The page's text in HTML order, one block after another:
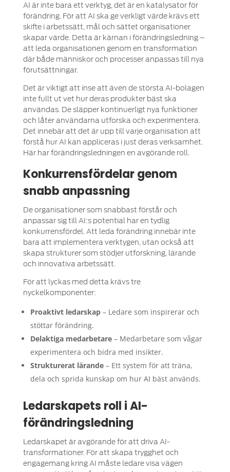
AI är inte bara ett verktyg, det är en katalysator för
förändring. För att AI ska ge verkligt värde krävs ett
skifte i arbetssätt, mål och sättet organisationer
skapar värde. Detta är kärnan i förändringsledning –
att leda organisationen genom en transformation
där både människor och processer anpassas till nya
förutsättningar.
Det är viktigt att inse att även de största AI-bolagen
inte fullt ut vet hur deras produkter bäst ska
användas. De släpper kontinuerligt nya funktioner
och låter användarna utforska och experimentera.
Det innebär att det är upp till varje organisation att
förstå hur AI kan appliceras i just deras verksamhet.
Här har förändringsledningen en avgörande roll.
Konkurrensfördelar genom
snabb anpassning
De organisationer som snabbast förstår och
anpassar sig till AI:s potential har en tydlig
konkurrensfördel. Att leda förändring innebär inte
bara att implementera verktygen, utan också att
skapa strukturer som stödjer utforskning, lärande
och innovativa arbetssätt.
För att lyckas med detta krävs tre
nyckelkomponenter:
Proaktivt ledarskap– Ledare som inspirerar och
stöttar förändring.
Delaktiga medarbetare– Medarbetare som vågar
experimentera och bidra med insikter.
Strukturerat lärande– Ett system för att träna,
dela och sprida kunskap om hur AI bäst används.
Ledarskapets roll i AI-
förändringsledning
Ledarskapet är avgörande för att driva AI-
transformationer. För att skapa trygghet och
engagemang kring AI måste ledare visa vägen